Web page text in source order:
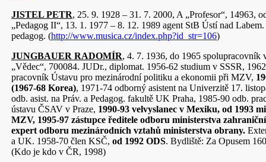
JISTEL PETR, 25. 9. 1928 – 31. 7. 2000, A „Profesor“, 14963,
„Pedagog II“, 13. 1. 1977 – 8. 12. 1989 agent StB Ústí nad
pedagog. (http://www.musica.cz/index.php?id_str=106)
JUNGBAUER RADOMÍR, 4. 7. 1936, do 1965 spolupracovník
„Vědec“, 700084. JUDr., diplomat. 1956-62 studium v SSSR,
pracovník Ústavu pro mezinárodní politiku a ekonomii při MZV,
(1967-68 Korea), 1971-74 odborný asistent na Univerzitě 17.
odb. asist. na Práv. a Pedagog. fakultě UK Praha, 1985-90 odb.
ústavu ČSAV v Praze, 1990-93 velvyslanec v Mexiku, od 1993
MZV, 1995-97 zástupce ředitele odboru ministerstva
expert odboru mezinárodních vztahů ministerstva obrany.
a UK. 1958-70 člen KSČ, od 1992 ODS. Bydliště: Za Opusem
(Kdo je kdo v ČR, 1998)